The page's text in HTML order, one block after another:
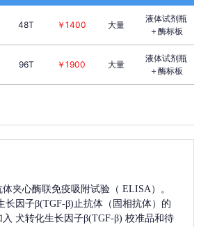
48T ￥1400 大量
液体试剂瓶
＋酶标板
96T ￥1900 大量
液体试剂瓶
＋酶标板
夹心酶联免疫吸附试验（ ELISA）。
长因子β(TGF-β)止抗体（固相抗体）的
犬转化生长因子β(TGF-β) 校准品和待